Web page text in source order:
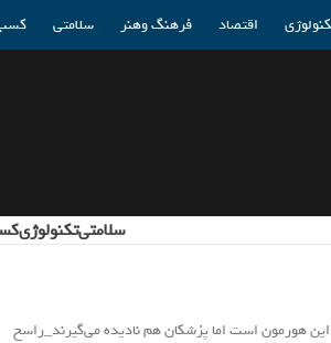
اقتصاد فرهنگ وهنر سلامتی کسب
سلامتیتکنولوژی
هورمون است اما پزشکان هم نادیده می‌گیرند_راسخ